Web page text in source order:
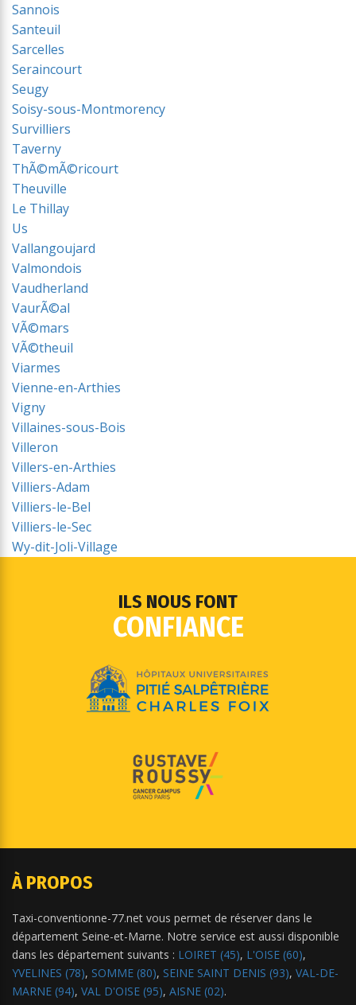
Sannois
Santeuil
Sarcelles
Seraincourt
Seugy
Soisy-sous-Montmorency
Survilliers
Taverny
ThÃ©mÃ©ricourt
Theuville
Le Thillay
Us
Vallangoujard
Valmondois
Vaudherland
VaurÃ©al
VÃ©mars
VÃ©theuil
Viarmes
Vienne-en-Arthies
Vigny
Villaines-sous-Bois
Villeron
Villers-en-Arthies
Villiers-Adam
Villiers-le-Bel
Villiers-le-Sec
Wy-dit-Joli-Village
ILS NOUS FONT
CONFIANCE
À PROPOS
Taxi-conventionne-77.net vous permet de réserver dans le
département Seine-et-Marne. Notre service est aussi disponible
dans les département suivants : LOIRET (45), L'OISE (60),
YVELINES (78), SOMME (80), SEINE SAINT DENIS (93), VAL-DE-
MARNE (94), VAL D'OISE (95), AISNE (02).